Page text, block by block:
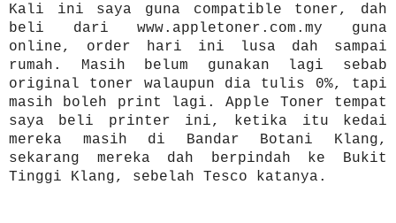
Kali ini saya guna compatible toner, dah
beli dari www.appletoner.com.my guna
online, order hari ini lusa dah sampai
rumah. Masih belum gunakan lagi sebab
original toner walaupun dia tulis 0%, tapi
masih boleh print lagi. Apple Toner tempat
saya beli printer ini, ketika itu kedai
mereka masih di Bandar Botani Klang,
sekarang mereka dah berpindah ke Bukit
Tinggi Klang, sebelah Tesco katanya.